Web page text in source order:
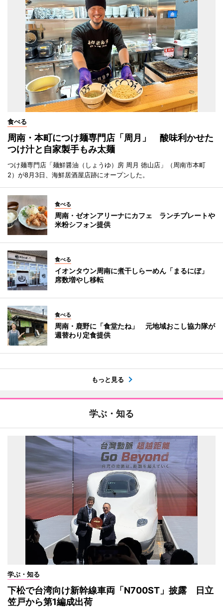
食べる
周南・本町につけ麺専門店「周月」 酸味利かせた
つけ汁と自家製手もみ太麺
つけ麺専門店「麺鮮醤油（しょうゆ）房 周月 徳山店」（周南市本町
2）が8月3日、海鮮居酒屋店跡にオープンした。
食べる
周南・ゼオンアリーナにカフェ ランチプレートや
米粉シフォン提供
食べる
イオンタウン周南に煮干しらーめん「まるにぼ」
席数増やし移転
食べる
周南・鹿野に「食堂たね」 元地域おこし協力隊が
週替わり定食提供
もっと見る
学ぶ・知る
学ぶ・知る
下松で台湾向け新幹線車両「N700ST」披露 日立
笠戸から第1編成出荷